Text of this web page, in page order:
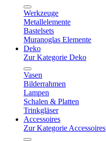
Werkzeuge
Metallelemente
Bastelsets
Muranoglas Elemente
Deko
Zur Kategorie Deko
Vasen
Bilderrahmen
Lampen
Schalen & Platten
Trinkgläser
Accessoires
Zur Kategorie Accessoires